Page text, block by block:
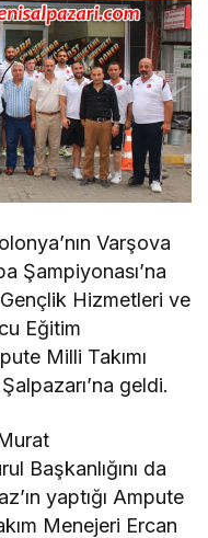
Varşova
Şampiyonası’na
Hizmetleri ve
Eğitim
Milli Takımı
geldi.
Başkanlığını da
yaptığı Ampute
Menejeri Ercan